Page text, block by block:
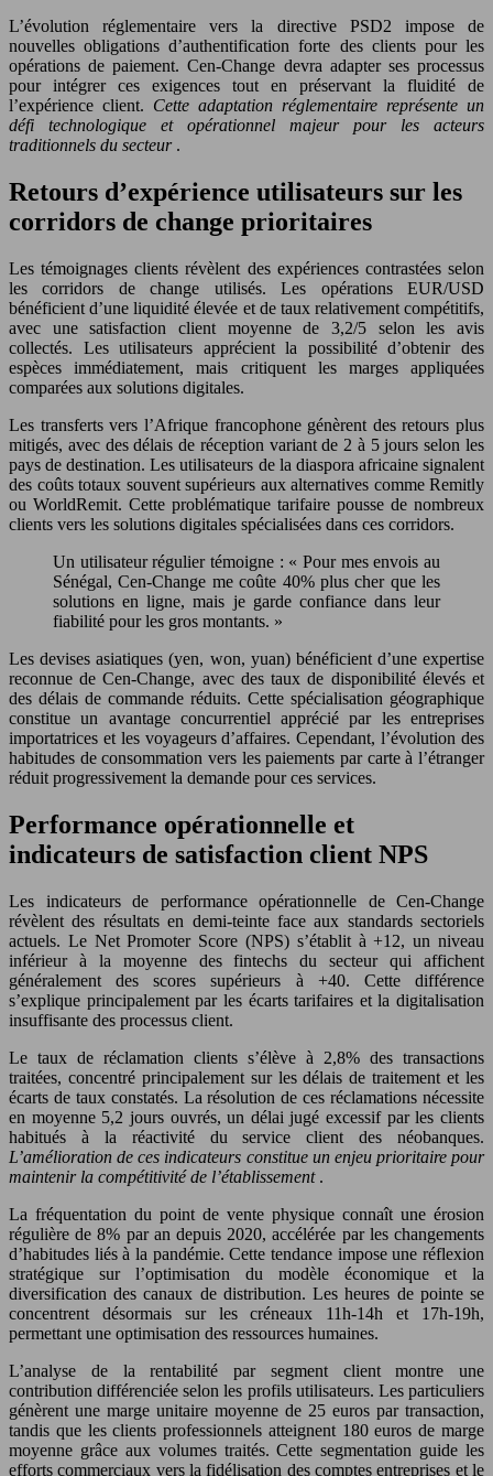
L’évolution réglementaire vers la directive PSD2 impose de
nouvelles obligations d’authentification forte des clients pour les
opérations de paiement. Cen-Change devra adapter ses processus
pour intégrer ces exigences tout en préservant la fluidité de
l’expérience client. Cette adaptation réglementaire représente un
défi technologique et opérationnel majeur pour les acteurs
traditionnels du secteur .
Retours d’expérience utilisateurs sur les
corridors de change prioritaires
Les témoignages clients révèlent des expériences contrastées selon
les corridors de change utilisés. Les opérations EUR/USD
bénéficient d’une liquidité élevée et de taux relativement compétitifs,
avec une satisfaction client moyenne de 3,2/5 selon les avis
collectés. Les utilisateurs apprécient la possibilité d’obtenir des
espèces immédiatement, mais critiquent les marges appliquées
comparées aux solutions digitales.
Les transferts vers l’Afrique francophone génèrent des retours plus
mitigés, avec des délais de réception variant de 2 à 5 jours selon les
pays de destination. Les utilisateurs de la diaspora africaine signalent
des coûts totaux souvent supérieurs aux alternatives comme Remitly
ou WorldRemit. Cette problématique tarifaire pousse de nombreux
clients vers les solutions digitales spécialisées dans ces corridors.
Un utilisateur régulier témoigne : « Pour mes envois au
Sénégal, Cen-Change me coûte 40% plus cher que les
solutions en ligne, mais je garde confiance dans leur
fiabilité pour les gros montants. »
Les devises asiatiques (yen, won, yuan) bénéficient d’une expertise
reconnue de Cen-Change, avec des taux de disponibilité élevés et
des délais de commande réduits. Cette spécialisation géographique
constitue un avantage concurrentiel apprécié par les entreprises
importatrices et les voyageurs d’affaires. Cependant, l’évolution des
habitudes de consommation vers les paiements par carte à l’étranger
réduit progressivement la demande pour ces services.
Performance opérationnelle et
indicateurs de satisfaction client NPS
Les indicateurs de performance opérationnelle de Cen-Change
révèlent des résultats en demi-teinte face aux standards sectoriels
actuels. Le Net Promoter Score (NPS) s’établit à +12, un niveau
inférieur à la moyenne des fintechs du secteur qui affichent
généralement des scores supérieurs à +40. Cette différence
s’explique principalement par les écarts tarifaires et la digitalisation
insuffisante des processus client.
Le taux de réclamation clients s’élève à 2,8% des transactions
traitées, concentré principalement sur les délais de traitement et les
écarts de taux constatés. La résolution de ces réclamations nécessite
en moyenne 5,2 jours ouvrés, un délai jugé excessif par les clients
habitués à la réactivité du service client des néobanques.
L’amélioration de ces indicateurs constitue un enjeu prioritaire pour
maintenir la compétitivité de l’établissement .
La fréquentation du point de vente physique connaît une érosion
régulière de 8% par an depuis 2020, accélérée par les changements
d’habitudes liés à la pandémie. Cette tendance impose une réflexion
stratégique sur l’optimisation du modèle économique et la
diversification des canaux de distribution. Les heures de pointe se
concentrent désormais sur les créneaux 11h-14h et 17h-19h,
permettant une optimisation des ressources humaines.
L’analyse de la rentabilité par segment client montre une
contribution différenciée selon les profils utilisateurs. Les particuliers
génèrent une marge unitaire moyenne de 25 euros par transaction,
tandis que les clients professionnels atteignent 180 euros de marge
moyenne grâce aux volumes traités. Cette segmentation guide les
efforts commerciaux vers la fidélisation des comptes entreprises et le